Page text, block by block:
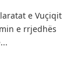
e Vuçiqit
e rrjedhës